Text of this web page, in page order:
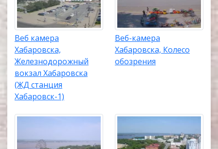
Веб камера
Хабаровска,
Железнодорожный
вокзал Хабаровска
(ЖД станция
Хабаровск-1)
Веб-камера
Хабаровска, Колесо
обозрения